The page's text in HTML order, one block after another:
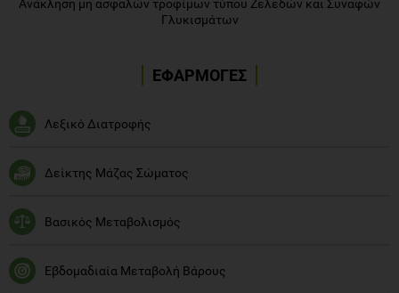
Ανάκληση μη ασφαλών τροφίμων τύπου Ζελεδών και Συναφών
Γλυκισμάτων
ΕΦΑΡΜΟΓΕΣ
Λεξικό Διατροφής
Δείκτης Μάζας Σώματος
Βασικός Μεταβολισμός
Εβδομαδιαία Μεταβολή Βάρους